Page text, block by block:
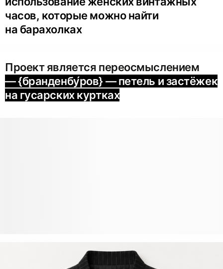
часов, которые можно найти
на барахолках
Проект является переосмыслением
— {бранденбу́ров} — петель и застёжек
на гусарских куртках